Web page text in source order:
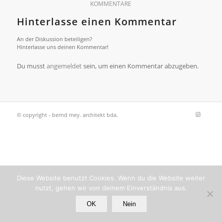
KOMMENTARE
Hinterlasse einen Kommentar
An der Diskussion beteiligen?
Hinterlasse uns deinen Kommentar!
Du musstangemeldetsein, um einen Kommentar abzugeben.
© copyright - bernd mey. architekt bda.
Diese Website benutzt Cookies. Wenn du die Website weiter
nutzt, gehen wir von deinem Einverständnis aus.
OK Nein